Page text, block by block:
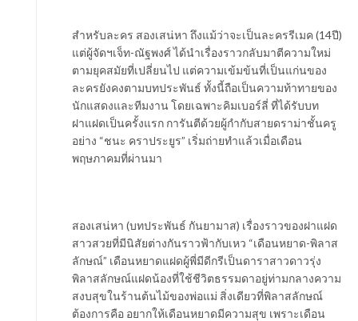
สำหรับละคร สองเสน่หา ถึงแม้ว่าจะเป็นละครรีเมค (14ปี)
แต่ผู้จัดฯเจ็ท-ณัฐพงศ์ ได้นำเรื่องราวกลับมาตีความใหม่
ตามยุคสมัยที่เปลี่ยนไป แต่ความเข้มข้นที่เป็นแก่นของ
ละครยังคงตามบทประพันธ์ ทั้งนี้ถือเป็นความท้าทายของ
นักแสดงและทีมงาน โดยเฉพาะคิมเบอร์ลี่ ที่ได้รับบท
ฝาแฝดเป็นครั้งแรก การันตีด้วยผู้กำกับสายดราม่าชั้นครู
อย่าง “ชนะ คราประยูร” เริ่มถ่ายทำแล้วเมื่อเดือน
พฤษภาคมที่ผ่านมา
สองเสน่หา (บทประพันธ์ กันยามาส) เรื่องราวของฝาแฝด
สาวสวยที่มีนิสัยต่างกันราวฟ้ากับเหว “เดือนหยาด-พิลาส
ลักษณ์” เดือนหยาดแฝดผู้พี่มีดีกรีเป็นดาราสาวดาวรุ่ง
พิลาสลักษณ์แฝดน้องที่ใช้ชีวิตธรรมดาอยู่ท่ามกลางความ
สงบสุขในร้านต้นไม้ของพ่อแม่ สิ่งเดียวที่พิลาสลักษณ์
ต้องการคือ อยากให้เดือนหยาดมีความสุข เพราะเดือน